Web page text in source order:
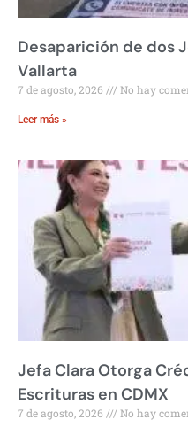
Desaparición de dos
Vallarta
7 de agosto, 2026 No hay
Leer más »
Jefa Clara Otorga
Escrituras en CDMX
7 de agosto, 2026 No hay